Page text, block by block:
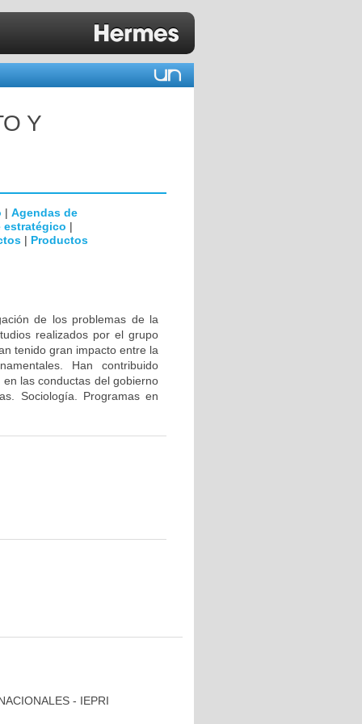
Y
| Agendas de
estratégico |
| Productos
de los problemas de la
realizados por el grupo
tenido gran impacto entre la
Han contribuido
las conductas del gobierno
Sociología. Programas en
- IEPRI